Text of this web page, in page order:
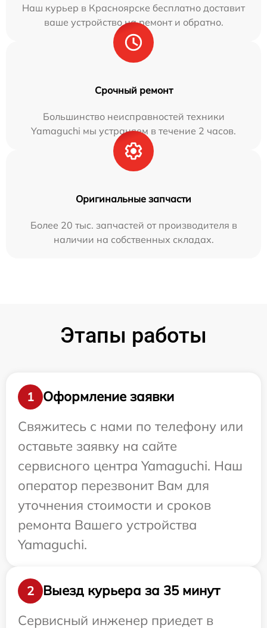
Наш курьер в Красноярске бесплатно доставит
ваше устройство на ремонт и обратно.
Срочный ремонт
Большинство неисправностей техники
Yamaguchi мы устраняем в течение 2 часов.
Оригинальные запчасти
Более 20 тыс. запчастей от производителя в
наличии на собственных складах.
Этапы работы
1
Оформление заявки
Свяжитесь с нами по телефону или
оставьте заявку на сайте
сервисного центра Yamaguchi. Наш
оператор перезвонит Вам для
уточнения стоимости и сроков
ремонта Вашего устройства
Yamaguchi.
2
Выезд курьера за 35 минут
Сервисный инженер приедет в